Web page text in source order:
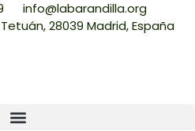
info@labarandilla.org
28039 Madrid, España